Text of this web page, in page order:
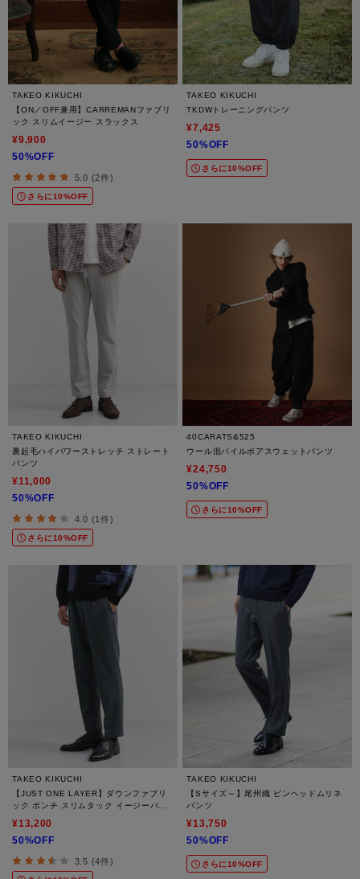
TAKEO KIKUCHI
【ON／OFF兼用】CARREMANファブリ
ック スリムイージー スラックス
¥9,900
50%OFF
5.0 (2件)
さらに10%OFF
TAKEO KIKUCHI
TKDWトレーニングパンツ
¥7,425
50%OFF
さらに10%OFF
TAKEO KIKUCHI
裏起毛ハイパワーストレッチ ストレート
パンツ
¥11,000
50%OFF
4.0 (1件)
さらに10%OFF
40CARATS&525
ウール混パイルボアスウェットパンツ
¥24,750
50%OFF
さらに10%OFF
TAKEO KIKUCHI
【JUST ONE LAYER】ダウンファブリ
ック ポンチ スリムタック イージーパン
¥13,200
50%OFF
3.5 (4件)
TAKEO KIKUCHI
【Sサイズ～】尾州織 ピンヘッドムリネ
パンツ
¥13,750
50%OFF
さらに10%OFF